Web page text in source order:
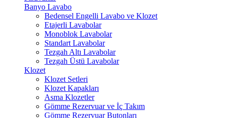
Banyo Lavabo
Bedensel Engelli Lavabo ve Klozet
Etajerli Lavabolar
Monoblok Lavabolar
Standart Lavabolar
Tezgah Altı Lavabolar
Tezgah Üstü Lavabolar
Klozet
Klozet Setleri
Klozet Kapakları
Asma Klozetler
Gömme Rezervuar ve İç Takım
Gömme Rezervuar Butonları